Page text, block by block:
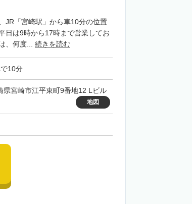
JR「宮崎駅」から車10分の位置
日は9時から17時まで営業してお
、何度... 続きを読む
10分
県宮崎市江平東町9番地12 Lビル
地図